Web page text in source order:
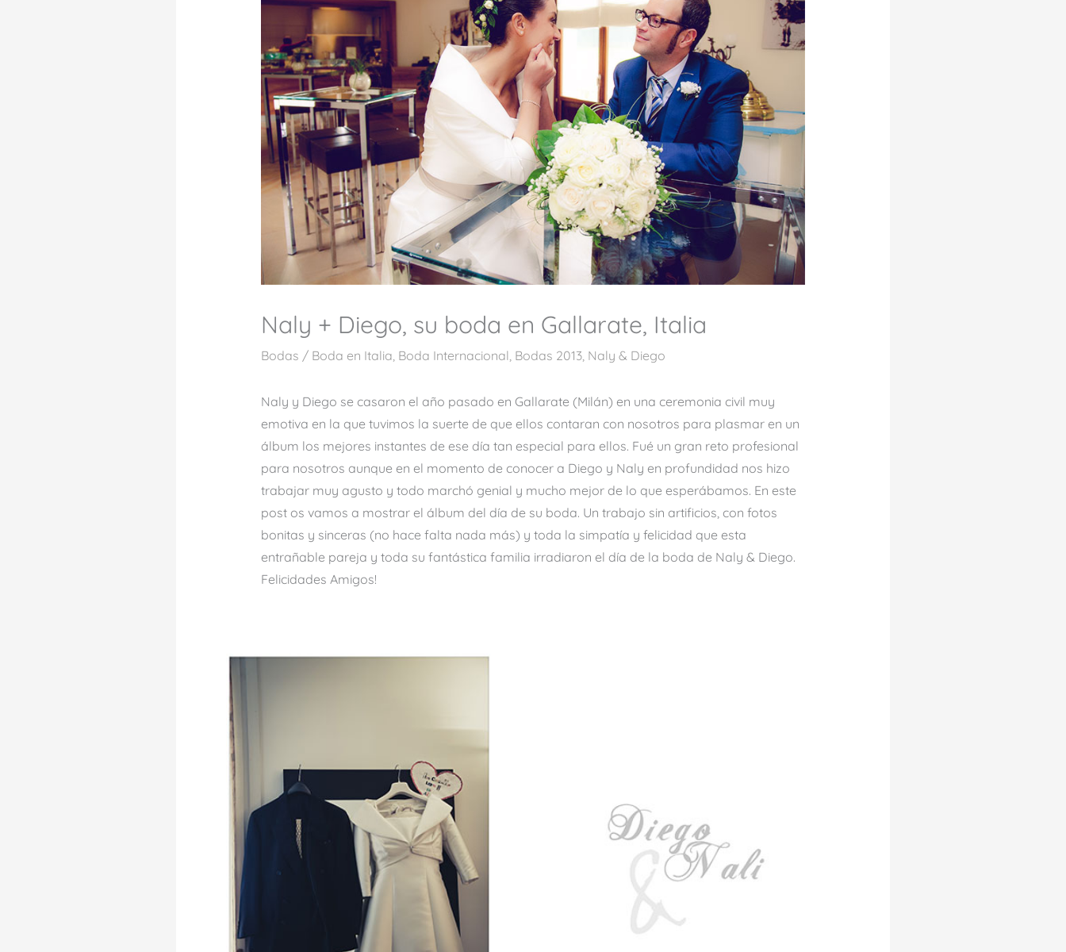
Naly + Diego, su boda en Gallarate, Italia
Bodas / Boda en Italia, Boda Internacional, Bodas 2013, Naly & Diego
Naly y Diego se casaron el año pasado en Gallarate (Milán) en una ceremonia civil muy
emotiva en la que tuvimos la suerte de que ellos contaran con nosotros para plasmar en un
álbum los mejores instantes de ese día tan especial para ellos. Fué un gran reto profesional
para nosotros aunque en el momento de conocer a Diego y Naly en profundidad nos hizo
trabajar muy agusto y todo marchó genial y mucho mejor de lo que esperábamos. En este
post os vamos a mostrar el álbum del día de su boda. Un trabajo sin artificios, con fotos
bonitas y sinceras (no hace falta nada más) y toda la simpatía y felicidad que esta
entrañable pareja y toda su fantástica familia irradiaron el día de la boda de Naly & Diego.
Felicidades Amigos!